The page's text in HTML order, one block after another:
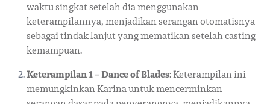
waktu singkat setelah dia menggunakan
keterampilannya, menjadikan serangan otomatisnya
sebagai tindak lanjut yang mematikan setelah casting
kemampuan.
Keterampilan 1 – Dance of Blades: Keterampilan ini
memungkinkan Karina untuk mencerminkan